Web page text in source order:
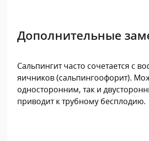
Дополнительные
Сальпингит часто сочетается с
яичников (сальпингоофорит).
односторонним, так и
приводит к трубному бесплодию.